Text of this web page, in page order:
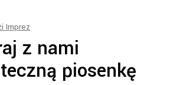
Imprez
z nami
piosenkę